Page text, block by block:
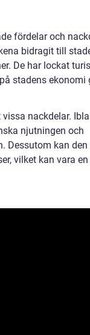
fördelar och
bidragit till
De har lockat
stadens ekonomi
nackdelar.
njutningen och
Dessutom kan den
vilket kan vara en